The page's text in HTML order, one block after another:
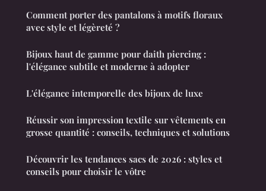
Comment porter des pantalons à motifs floraux
avec style et légèreté ?
Bijoux haut de gamme pour daith piercing :
l'élégance subtile et moderne à adopter
L'élégance intemporelle des bijoux de luxe
Réussir son impression textile sur vêtements en
grosse quantité : conseils, techniques et solutions
Découvrir les tendances sacs de 2026 : styles et
conseils pour choisir le vôtre